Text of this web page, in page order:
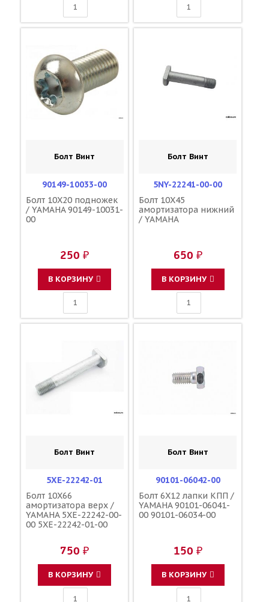
Болт Винт
90149-10033-00
Болт 10X20 подножек
/ YAMAHA 90149-10031-
00
250 ₽
В КОРЗИНУ
Болт Винт
5NY-22241-00-00
Болт 10X45
амортизатора нижний
/ YAMAHA
650 ₽
В КОРЗИНУ
Болт Винт
5XE-22242-01
Болт 10X66
амортизатора верх /
YAMAHA 5XE-22242-00-
00 5XE-22242-01-00
750 ₽
В КОРЗИНУ
Болт Винт
90101-06042-00
Болт 6X12 лапки КПП /
YAMAHA 90101-06041-
00 90101-06034-00
150 ₽
В КОРЗИНУ